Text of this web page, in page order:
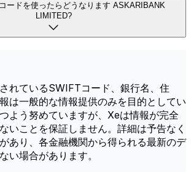
ードを使ったらどうなります ASKARIBANK
LIMITED?
れているSWIFTコード、銀行名、住
は一般的な情報提供のみを目的としてい
よう努めていますが、Xeは情報が完全
いことを保証しません。詳細は予告なく
あり、各金融機関から得られる最新のデ
い場合があります。